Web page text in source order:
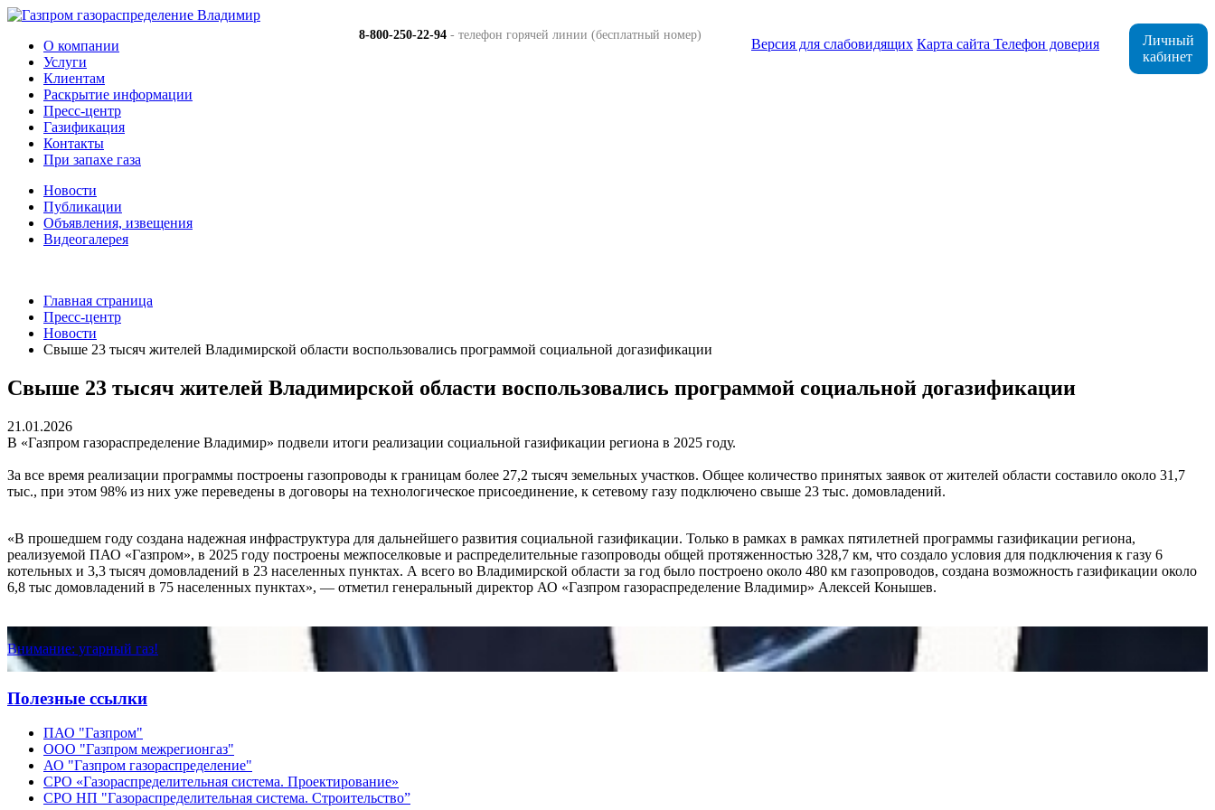
Личный
кабинет
Версия для слабовидящих Карта сайта Телефон доверия
8-800-250-22-94 - телефон горячей линии (бесплатный номер)
О компании
Услуги
Клиентам
Раскрытие информации
Пресс-центр
Газификация
Контакты
При запахе газа
Новости
Публикации
Объявления, извещения
Видеогалерея
Главная страница
Пресс-центр
Новости
Свыше 23 тысяч жителей Владимирской области воспользовались программой социальной догазификации
Свыше 23 тысяч жителей Владимирской области воспользовались программой социальной догазификации
21.01.2026
В «Газпром газораспределение Владимир» подвели итоги реализации социальной газификации региона в 2025 году.
За все время реализации программы построены газопроводы к границам более 27,2 тысяч земельных участков. Общее количество принятых заявок от жителей области составило около 31,7
тыс., при этом 98% из них уже переведены в договоры на технологическое присоединение, к сетевому газу подключено свыше 23 тыс. домовладений.
«В прошедшем году создана надежная инфраструктура для дальнейшего развития социальной газификации. Только в рамках в рамках пятилетней программы газификации региона,
реализуемой ПАО «Газпром», в 2025 году построены межпоселковые и распределительные газопроводы общей протяженностью 328,7 км, что создало условия для подключения к газу 6
котельных и 3,3 тысяч домовладений в 23 населенных пунктах. А всего во Владимирской области за год было построено около 480 км газопроводов, создана возможность газификации около
6,8 тыс домовладений в 75 населенных пунктах», — отметил генеральный директор АО «Газпром газораспределение Владимир» Алексей Конышев.
Внимание: угарный газ!
Полезные ссылки
ПАО "Газпром"
ООО "Газпром межрегионгаз"
АО "Газпром газораспределение"
СРО «Газораспределительная система. Проектирование»
СРО НП "Газораспределительная система. Строительство”